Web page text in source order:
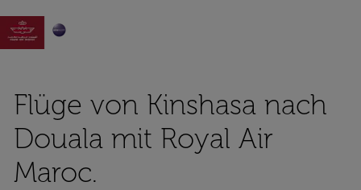

Flüge von Kinshasa nach
Douala mit Royal Air
Maroc.